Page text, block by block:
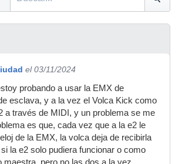
el 03/11/2024
probando a usar la EMX de
esclava, y a la vez el Volca Kick como
a través de MIDI, y un problema se me
es que, cada vez que a la e2 le
de la EMX, la volca deja de recibirla
la e2 solo pudiera funcionar o como